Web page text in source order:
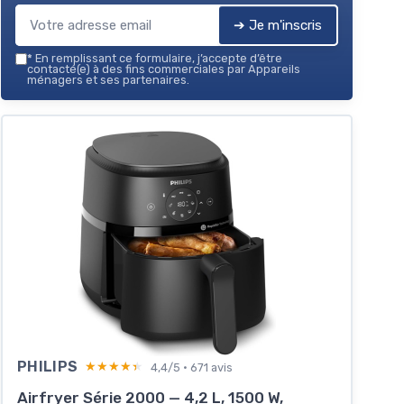
Voir l'offre ➔ Je m'inscris
* En remplissant ce formulaire, j’accepte d’être
contacté(e) à des fins commerciales par Appareils
ménagers et ses partenaires.
PHILIPS ★★★★★
★★★★★ 4,4/5 · 671 avis
Airfryer Série 2000 — 4,2 L, 1500 W,